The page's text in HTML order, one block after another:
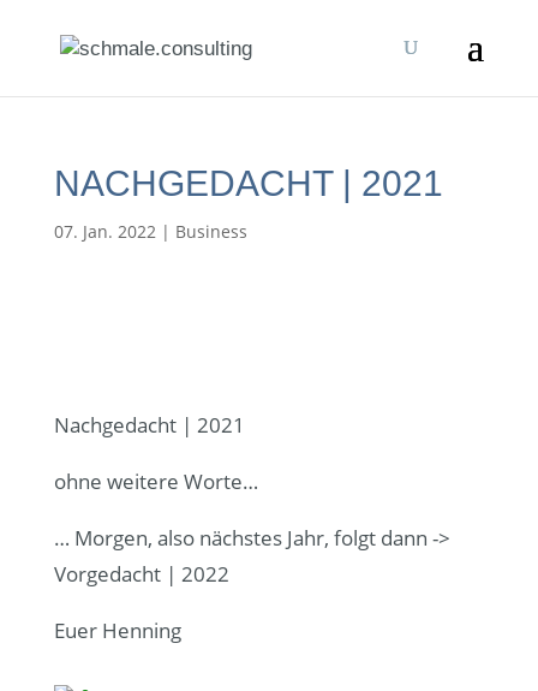
NACHGEDACHT | 2021
07. Jan. 2022| Business
Nachgedacht | 2021
ohne weitere Worte…
… Morgen, also nächstes Jahr, folgt dann ->
Vorgedacht | 2022
Euer Henning